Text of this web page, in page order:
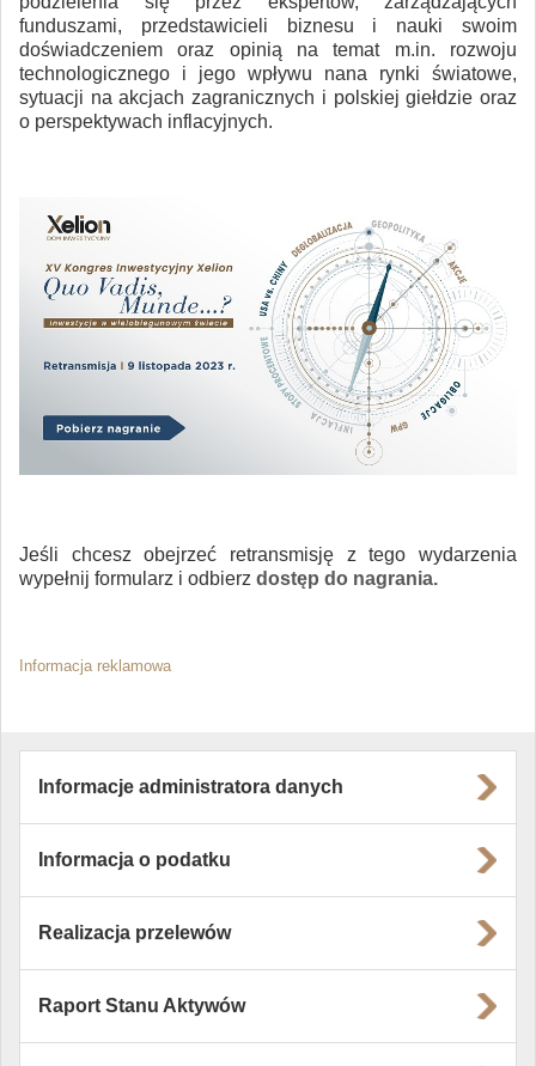
funduszami, przedstawicieli biznesu i nauki swoim
doświadczeniem oraz opinią na temat m.in. rozwoju
technologicznego i jego wpływu nana rynki światowe,
sytuacji na akcjach zagranicznych i polskiej giełdzie oraz
o perspektywach inflacyjnych.
Jeśli chcesz obejrzeć retransmisję z tego wydarzenia
wypełnij formularz i odbierz dostęp do nagrania.
Informacja reklamowa
Informacje administratora danych
Informacja o podatku
Realizacja przelewów
Raport Stanu Aktywów